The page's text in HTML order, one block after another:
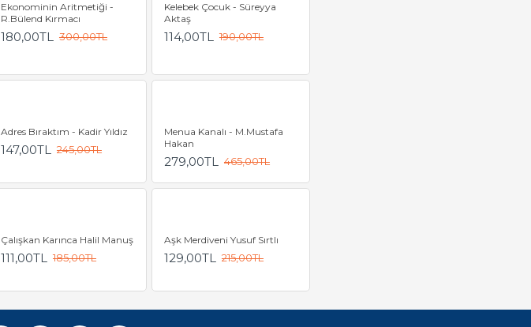
Ekonominin Aritmetiği -
R.Bülend Kırmacı
180,00TL 300,00TL
Kelebek Çocuk - Süreyya
Aktaş
114,00TL 190,00TL
Adres Bıraktım - Kadir Yıldız
147,00TL 245,00TL
Menua Kanalı - M.Mustafa
Hakan
279,00TL 465,00TL
Çalışkan Karınca Halil Manuş
111,00TL 185,00TL
Aşk Merdiveni Yusuf Sırtlı
129,00TL 215,00TL